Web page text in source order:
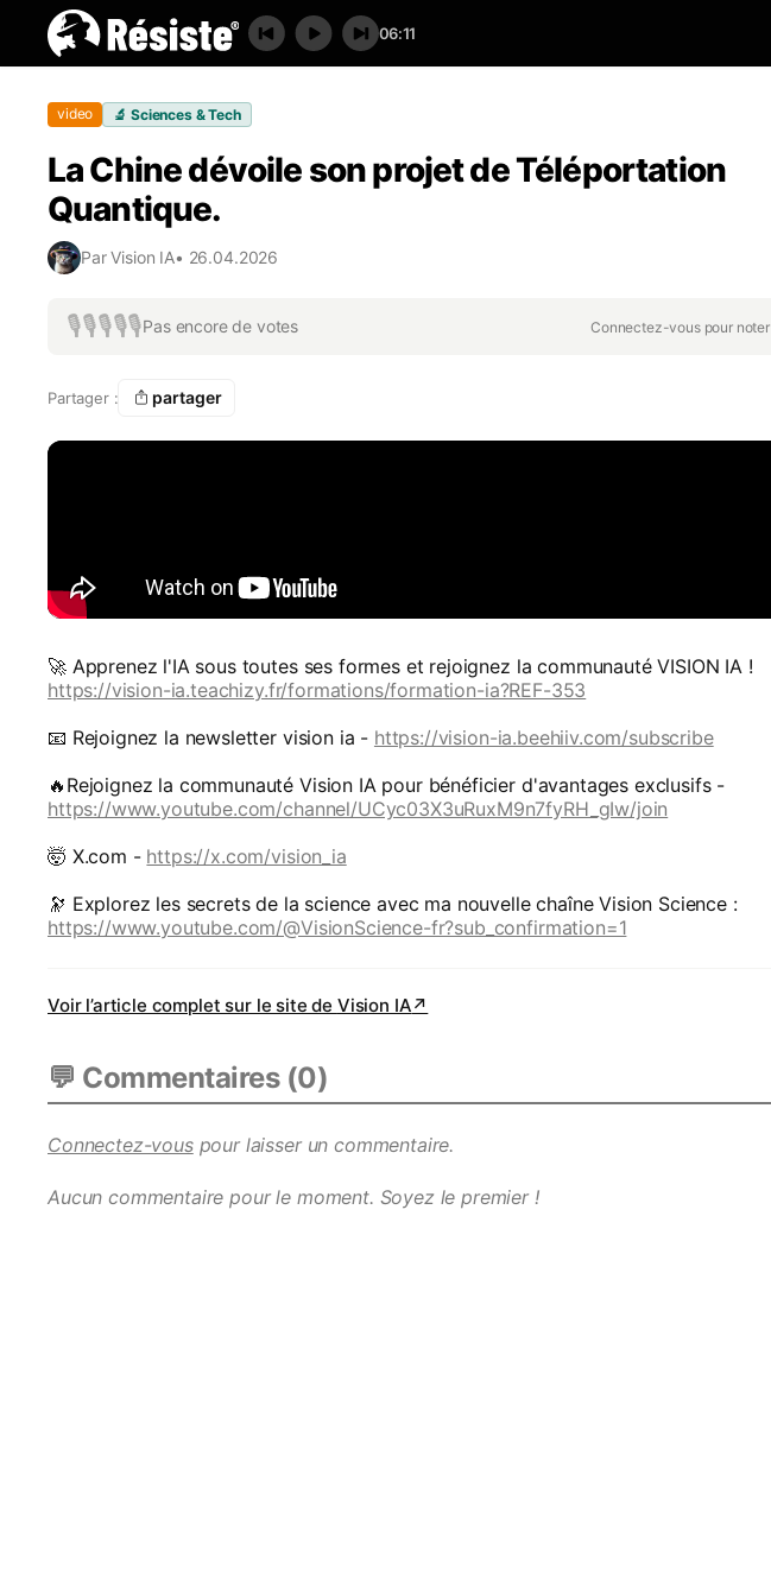
06:11
video 🔬 Sciences & Tech
La Chine dévoile son projet de Téléportation
Quantique.
ParVision IA• 26.04.2026
🎙️🎙️🎙️🎙️🎙️Pas encore de votes Connectez-vous pour noter
Partager : partager
🚀 Apprenez l'IA sous toutes ses formes et rejoignez la communauté VISION IA !
https://vision-ia.teachizy.fr/formations/formation-ia?REF-353
📧 Rejoignez la newsletter vision ia - https://vision-ia.beehiiv.com/subscribe
🔥Rejoignez la communauté Vision IA pour bénéficier d'avantages exclusifs -
https://www.youtube.com/channel/UCyc03X3uRuxM9n7fyRH_gIw/join
🤯 X.com - https://x.com/vision_ia
🔭 Explorez les secrets de la science avec ma nouvelle chaîne Vision Science :
https://www.youtube.com/@VisionScience-fr?sub_confirmation=1
Voir l’article complet sur le site de Vision IA↗
💬 Commentaires (0)
Connectez-vouspour laisser un commentaire.
Aucun commentaire pour le moment. Soyez le premier !